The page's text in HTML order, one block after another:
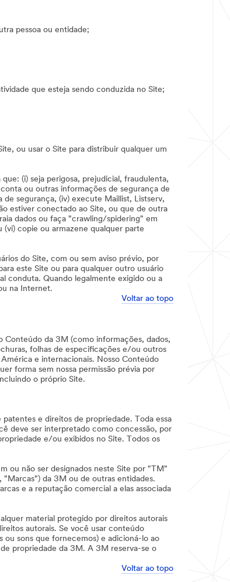
pessoa ou entidade;
que esteja sendo conduzida no Site;
ou usar o Site para distribuir qualquer um
(i) seja perigosa, prejudicial, fraudulenta,
ou outras informações de segurança de
segurança, (iv) execute Maillist, Listserv,
estiver conectado ao Site, ou que de outra
dados ou faça "crawling/spidering" em
copie ou armazene qualquer parte
do Site, com ou sem aviso prévio, por
este Site ou para qualquer outro usuário
conduta. Quando legalmente exigido ou a
na Internet.
Voltar ao topo
da 3M (como informações, dados,
folhas de especificações e/ou outros
e internacionais. Nosso Conteúdo
forma sem nossa permissão prévia por
o próprio Site.
e direitos de propriedade. Toda essa
deve ser interpretado como concessão, por
e/ou exibidos no Site. Todos os
ou não ser designados neste Site por "TM"
da 3M ou de outras entidades.
e a reputação comercial a elas associada
material protegido por direitos autorais
autorais. Se você usar conteúdo
ou sons que fornecemos) e adicioná-lo ao
propriedade da 3M. A 3M reserva-se o
Voltar ao topo